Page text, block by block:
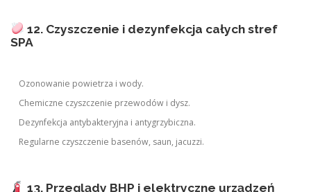
12. Czyszczenie i dezynfekcja całych stref
SPA
Ozonowanie powietrza i wody.
Chemiczne czyszczenie przewodów i dysz.
Dezynfekcja antybakteryjna i antygrzybiczna.
Regularne czyszczenie basenów, saun, jacuzzi.
13. Przeglądy BHP i elektryczne urządzeń